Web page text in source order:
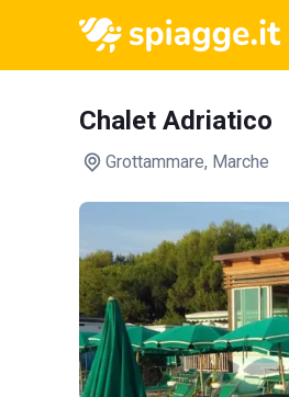
Chalet Adriatico
Grottammare, Marche